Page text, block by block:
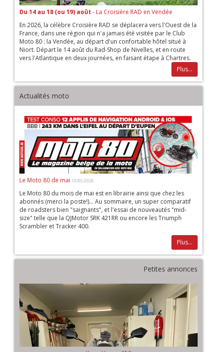
Du 14 au 18 (ou 19) août - La Croisière RAD en Vendée
En 2026, la célèbre Croisière RAD se déplacera vers l'Ouest de la
France, dans une région qui n'a jamais été visitée par le Club
Moto 80 : la Vendée, au départ d'un confortable hôtel situé à
Niort. Départ le 14 août du Rad-Shop de Nivelles, et en route
vers l'Atlantique en deux journées, en faisant étape à Chartres.
Plus...
Actualités moto
Le Moto 80 de mai 10/05/2026
Le Moto 80 du mois de mai est en librairie ainsi que chez les
abonnés (merci la poste!)... Au sommaire, un super comparatif
de roadsters bien "saignants", et l'essai de nouveautés "mid-
size" telle que la QJMotor SRK 421RR ou encore les Triumph
Scrambler et Tracker 400.
Plus...
Petites annonces